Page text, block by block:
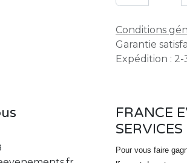
Conditions
Garantie
Expédition :
FRANCE
SERVICES
Pour vous faire